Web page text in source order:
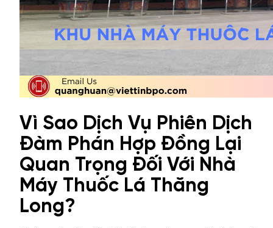
Vì Sao Dịch Vụ Phiên Dịch
Đàm Phán Hợp Đồng Lại
Quan Trọng Đối Với Nhà
Máy Thuốc Lá Thăng
Long?